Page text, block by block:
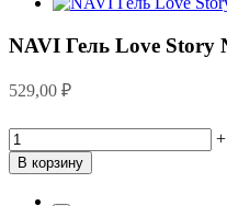
NAVI Гель Love Story
529,00 ₽
+
В корзину